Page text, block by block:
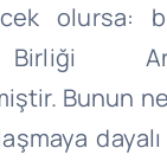
olursa:
Bunun